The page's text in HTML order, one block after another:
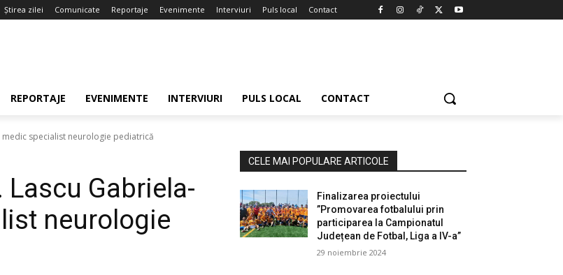
Știrea zilei Comunicate Reportaje Evenimente Interviuri Puls local Contact
REPORTAJE EVENIMENTE INTERVIURI PULS LOCAL CONTACT
specialist neurologie pediatrică
Gabriela-
neurologie
CELE MAI POPULARE ARTICOLE
Finalizarea proiectului
”Promovarea fotbalului prin
participarea la Campionatul
Județean de Fotbal, Liga a IV-a”
29 noiembrie 2024